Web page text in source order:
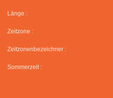
Länge :
Zeitzone :
Zeitzonenbezeichner :
Sommerzeit :